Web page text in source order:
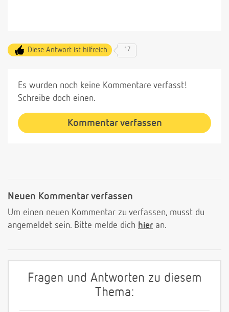
Diese Antwort ist hilfreich 17
Es wurden noch keine Kommentare verfasst!
Schreibe doch einen.
Kommentar verfassen
Neuen Kommentar verfassen
Um einen neuen Kommentar zu verfassen, musst du
angemeldet sein. Bitte melde dich hier an.
Fragen und Antworten zu diesem
Thema: